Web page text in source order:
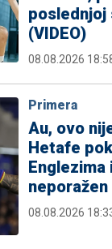
poslednjoj
(VIDEO)
08.08.2026
Primera
Au, ovo
Hetafe
Englezima
08.08.2026